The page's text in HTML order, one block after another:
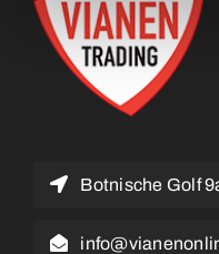
Botnische Golf